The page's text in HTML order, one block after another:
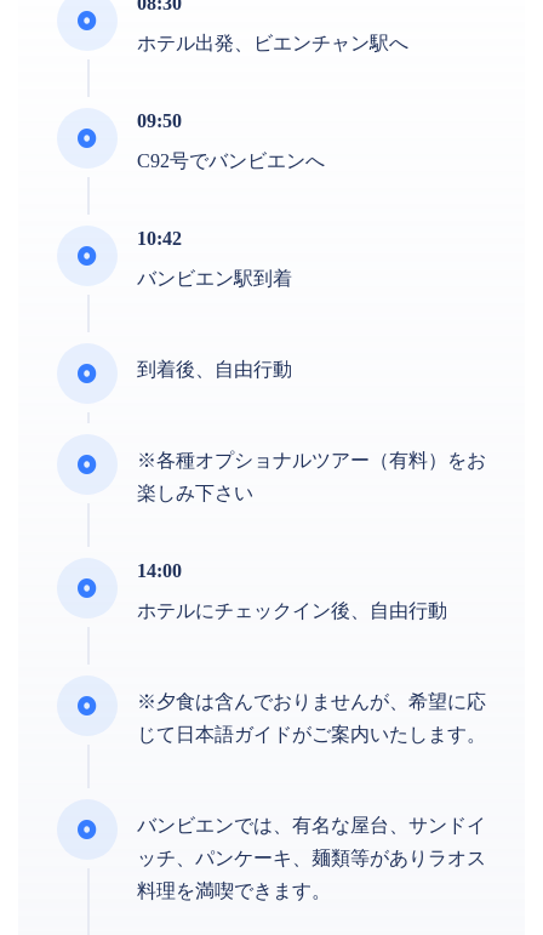
ホテル出発、ビエンチャン駅へ
09:50
C92号でバンビエンへ
10:42
バンビエン駅到着
到着後、自由行動
※各種オプショナルツアー（有料）をお
楽しみ下さい
14:00
ホテルにチェックイン後、自由行動
※夕食は含んでおりませんが、希望に応
じて日本語ガイドがご案内いたします。
バンビエンでは、有名な屋台、サンドイ
ッチ、パンケーキ、麺類等がありラオス
料理を満喫できます。